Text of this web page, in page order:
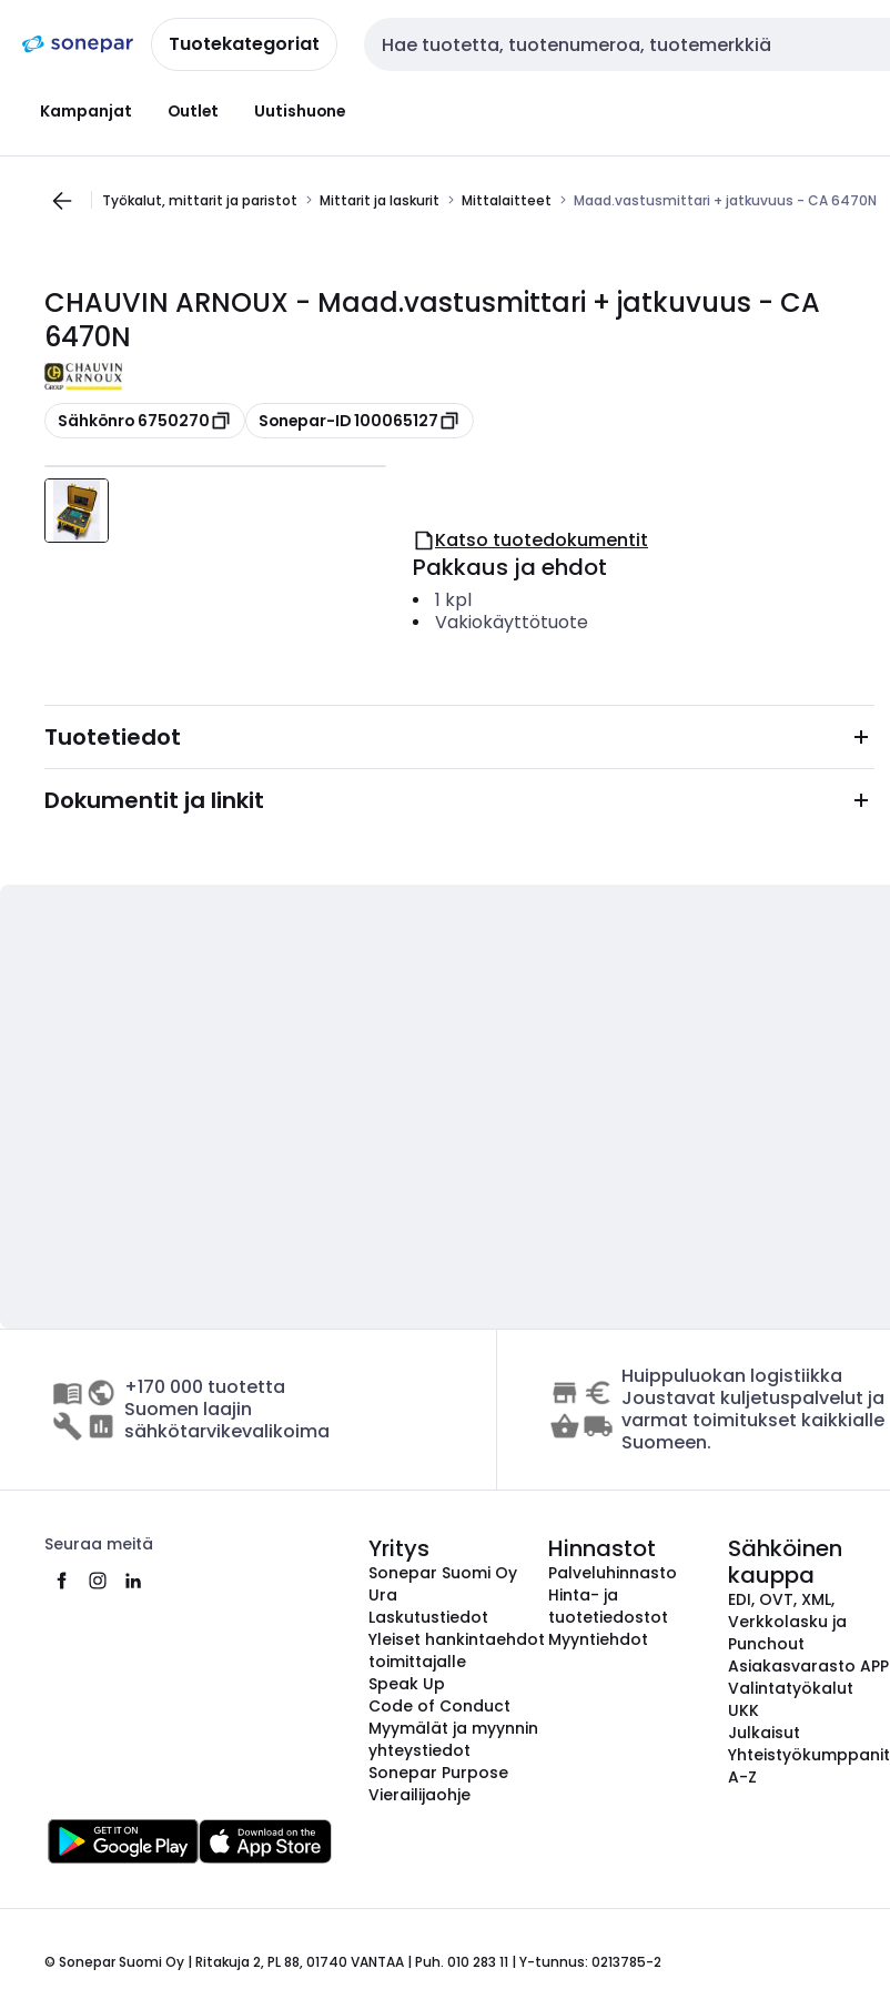
navigointiinsisältöönTuotekategoriat Haku
Kampanjat Outlet Uutishuone
Työkalut, mittarit ja paristot Mittarit ja laskurit Mittalaitteet Maad.vastusmittari + jatkuvuus - CA 6470N
CHAUVIN ARNOUX - Maad.vastusmittari + jatkuvuus - CA
6470N
Kopioi
Sähkönro 6750270 Kopioi
Sonepar-ID 100065127
Katso tuotedokumentit
Pakkaus ja ehdot
1 kpl
Vakiokäyttötuote
Tuotetiedot
Dokumentit ja linkit
+170 000 tuotetta
Suomen laajin
sähkötarvikevalikoima
Huippuluokan logistiikka
Joustavat kuljetuspalvelut ja
varmat toimitukset kaikkialle
Suomeen.
Seuraa meitä Yritys
Sonepar Suomi Oy
Ura
Laskutustiedot
Yleiset hankintaehdot
toimittajalle
Speak Up
Code of Conduct
Myymälät ja myynnin
yhteystiedot
Sonepar Purpose
Vierailijaohje
Hinnastot
Palveluhinnasto
Hinta- ja
tuotetiedostot
Myyntiehdot
Sähköinen
kauppa
EDI, OVT, XML,
Verkkolasku ja
Punchout
Asiakasvarasto APP
Valintatyökalut
UKK
Julkaisut
Yhteistyökumppanit
A-Z
© Sonepar Suomi Oy | Ritakuja 2, PL 88, 01740 VANTAA | Puh. 010 283 11 | Y-tunnus: 0213785-2